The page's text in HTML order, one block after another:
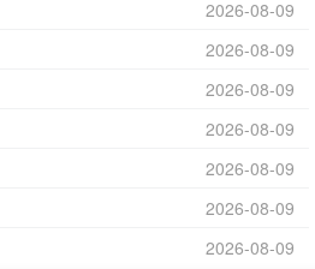
2026-08-09
2026-08-09
2026-08-09
2026-08-09
2026-08-09
2026-08-09
2026-08-09